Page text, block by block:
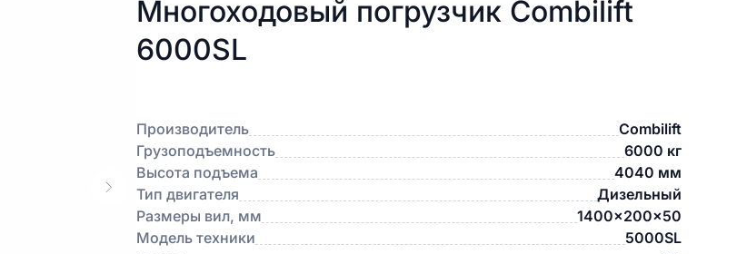
Многоходовый погрузчик Combilift
6000SL
Производитель
Combilift
Грузоподъемность
6000 кг
Высота подъема
4040 мм
Тип двигателя
Дизельный
Размеры вил, мм
1400x200x50
Модель техники
5000SL